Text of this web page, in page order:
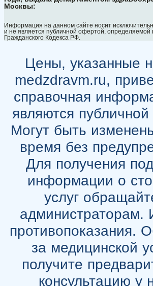
Москвы:
Информация на данном сайте носит
и не является публичной офертой, определяемой
Гражданского Кодекса РФ.
Цены, указанные
medzdravm.ru,
справочная
являются
Могут быть
время без
Для получения
информации о
услуг
администраторам.
противопоказания.
за медицинской
получите
консультацию у